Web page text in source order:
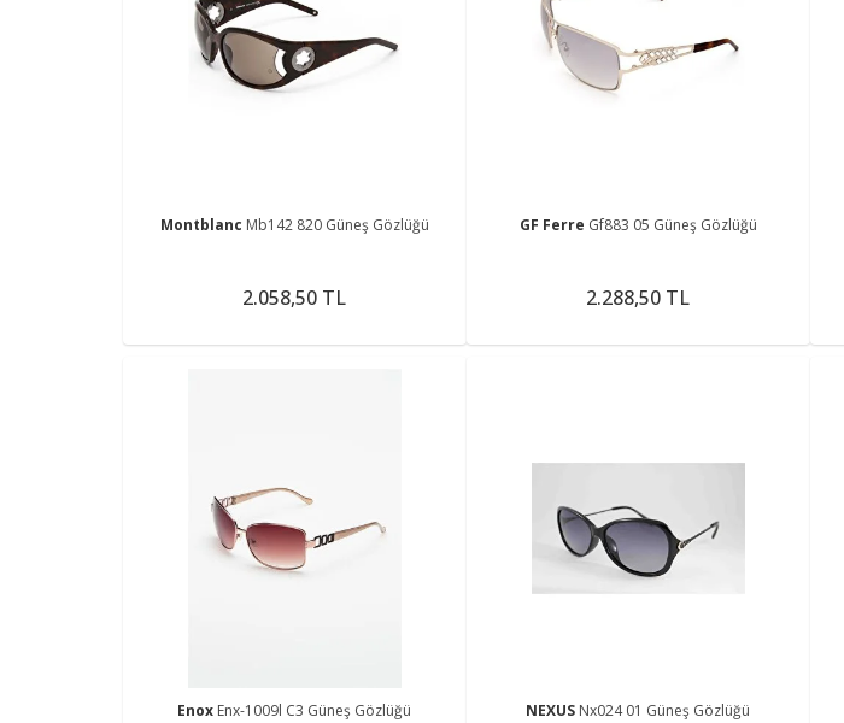
Montblanc Mb142 820 Güneş Gözlüğü
2.058,50 TL
GF Ferre Gf883 05 Güneş Gözlüğü
2.288,50 TL
Enox Enx-1009l C3 Güneş Gözlüğü NEXUS Nx024 01 Güneş Gözlüğü